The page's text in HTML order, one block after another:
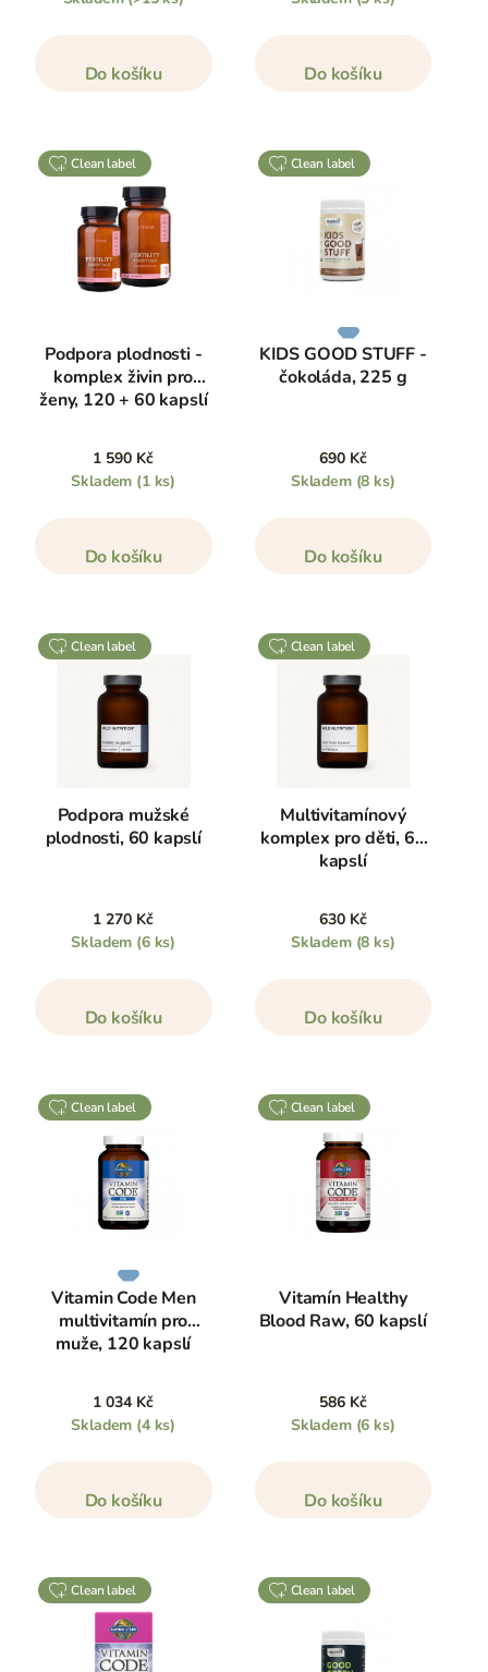
Do košíku Do košíku
clean label
Podpora plodnosti -
komplex živin pro
ženy, 120 + 60 kapslí
1 590 Kč
Skladem (1 ks)
Do košíku
clean label
KIDS GOOD STUFF -
čokoláda, 225 g
690 Kč
Skladem (8 ks)
Do košíku
clean label
Podpora mužské
plodnosti, 60 kapslí
1 270 Kč
Skladem (6 ks)
Do košíku
clean label
Multivitamínový
komplex pro děti, 60
kapslí
630 Kč
Skladem (8 ks)
Do košíku
clean label
Vitamin Code Men
multivitamín pro
muže, 120 kapslí
1 034 Kč
Skladem (4 ks)
Do košíku
clean label
Vitamín Healthy
Blood Raw, 60 kapslí
586 Kč
Skladem (6 ks)
Do košíku
clean label clean label